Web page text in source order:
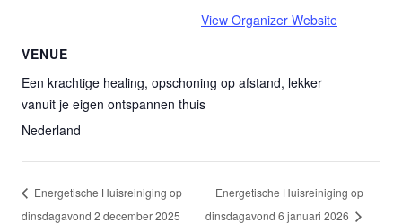
VENUE
Een krachtige healing, opschoning op afstand, lekker
vanuit je eigen ontspannen thuis
Nederland
View Organizer Website
Energetische Huisreiniging op
dinsdagavond 2 december 2025
Energetische Huisreiniging op
dinsdagavond 6 januari 2026